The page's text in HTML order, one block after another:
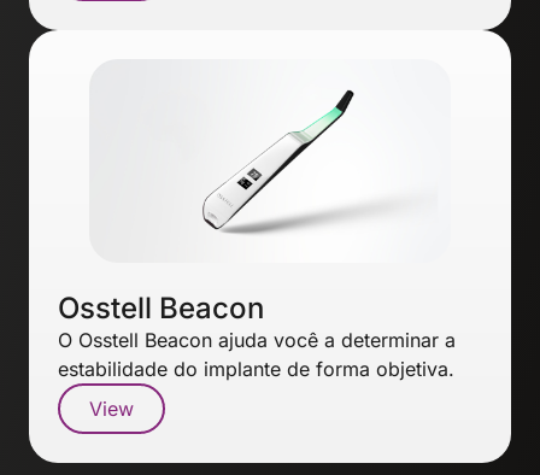
Osstell Beacon
O Osstell Beacon ajuda você a determinar a
estabilidade do implante de forma objetiva.
View